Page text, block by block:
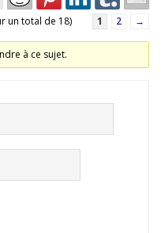
un total de 18) 1 2 →
à ce sujet.